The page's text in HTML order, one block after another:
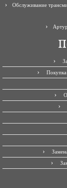
Обслуживание
Артур